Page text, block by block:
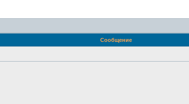
Сообщение